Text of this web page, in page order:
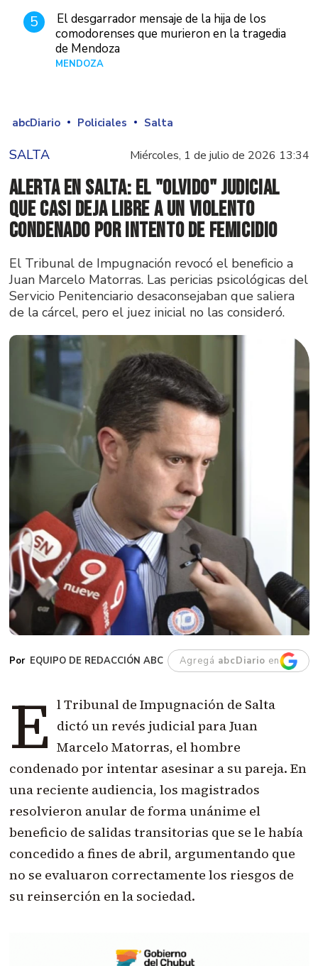
5
El desgarrador mensaje de la hija de los
comodorenses que murieron en la tragedia
de Mendoza
MENDOZA
abcDiario Policiales Salta
SALTA Miércoles, 1 de julio de 2026 13:34
Alerta en Salta: El "olvido" judicial
que casi deja libre a un violento
condenado por intento de femicidio
El Tribunal de Impugnación revocó el beneficio a
Juan Marcelo Matorras. Las pericias psicológicas del
Servicio Penitenciario desaconsejaban que saliera
de la cárcel, pero el juez inicial no las consideró.
EQUIPO DE REDACCIÓN ABC Agregá abcDiario en
E l Tribunal de Impugnación de Salta
dictó un revés judicial para Juan
Marcelo Matorras, el hombre
condenado por intentar asesinar a su pareja. En
una reciente audiencia, los magistrados
resolvieron anular de forma unánime el
beneficio de salidas transitorias que se le había
concedido a fines de abril, argumentando que
no se evaluaron correctamente los riesgos de
su reinserción en la sociedad.